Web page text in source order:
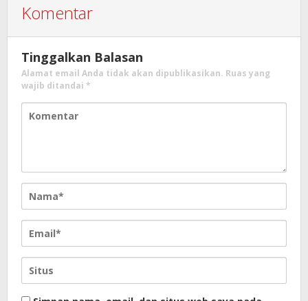
Komentar
Tinggalkan Balasan
Alamat email Anda tidak akan dipublikasikan. Ruas yang
wajib ditandai *